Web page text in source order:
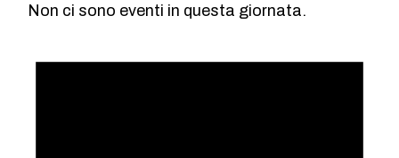
Non ci sono eventi in questa giornata.